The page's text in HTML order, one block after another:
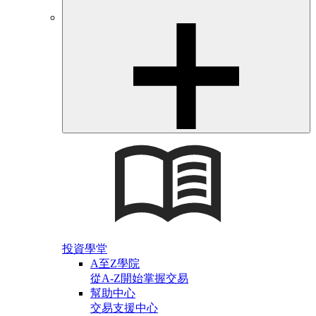
投資學堂
A至Z學院
從A-Z開始掌握交易
幫助中心
交易支援中心